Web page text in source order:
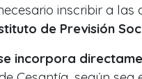
inscribir a las
de Previsión
incorpora